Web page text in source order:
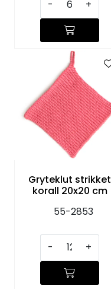
- +
Gryteklut strikket
korall 20x20 cm
55-2853
- +